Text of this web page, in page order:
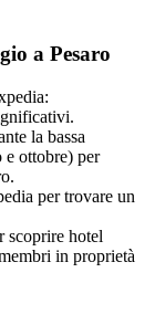
a Pesaro
la bassa
e ottobre) per
per trovare un
scoprire hotel
in proprietà